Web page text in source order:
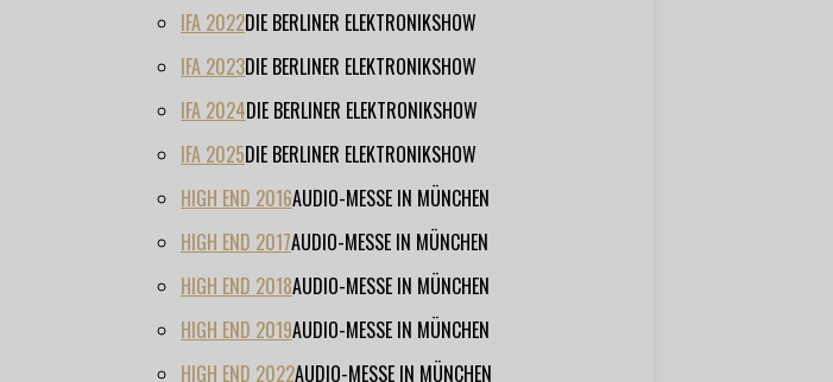
IFA 2022DIE BERLINER ELEKTRONIKSHOW
IFA 2023DIE BERLINER ELEKTRONIKSHOW
IFA 2024DIE BERLINER ELEKTRONIKSHOW
IFA 2025DIE BERLINER ELEKTRONIKSHOW
HIGH END 2016AUDIO-MESSE IN MÜNCHEN
HIGH END 2017AUDIO-MESSE IN MÜNCHEN
HIGH END 2018AUDIO-MESSE IN MÜNCHEN
HIGH END 2019AUDIO-MESSE IN MÜNCHEN
HIGH END 2022AUDIO-MESSE IN MÜNCHEN